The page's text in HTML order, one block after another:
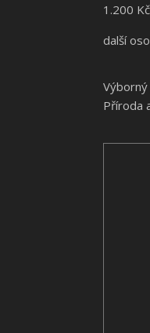
1.200
další
Příroda